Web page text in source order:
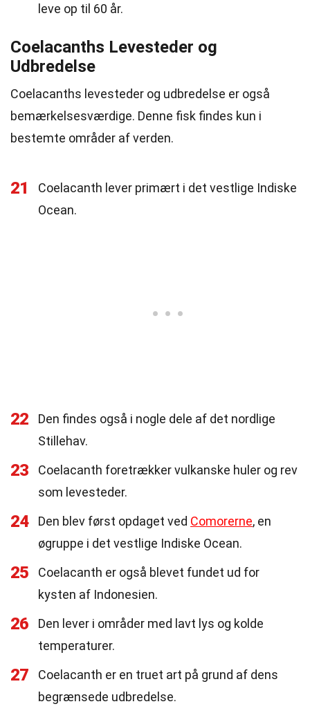
leve op til 60 år.
Coelacanths Levesteder og
Udbredelse
Coelacanths levesteder og udbredelse er også
bemærkelsesværdige. Denne fisk findes kun i
bestemte områder af verden.
21
Coelacanth lever primært i det vestlige Indiske
Ocean.
22
Den findes også i nogle dele af det nordlige
Stillehav.
23
Coelacanth foretrækker vulkanske huler og rev
som levesteder.
24 Den blev først opdaget ved Comorerne, en
øgruppe i det vestlige Indiske Ocean.
25
Coelacanth er også blevet fundet ud for
kysten af Indonesien.
26
Den lever i områder med lavt lys og kolde
temperaturer.
27
Coelacanth er en truet art på grund af dens
begrænsede udbredelse.